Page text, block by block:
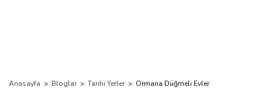
Anasayfa > Bloglar > Tarihi Yerler > Ormana Düğmeli Evler